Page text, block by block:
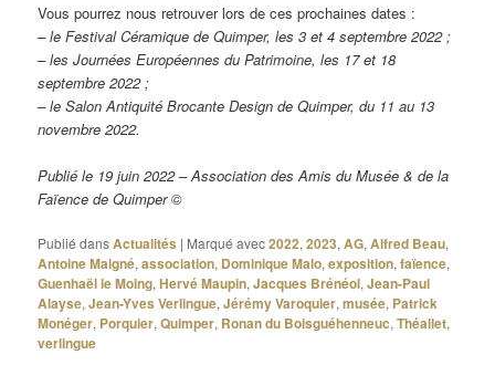
Vous pourrez nous retrouver lors de ces prochaines dates :
– le Festival Céramique de Quimper, les 3 et 4 septembre 2022 ;
– les Journées Européennes du Patrimoine, les 17 et 18
septembre 2022 ;
– le Salon Antiquité Brocante Design de Quimper, du 11 au 13
novembre 2022.
Publié le 19 juin 2022 – Association des Amis du Musée & de la
Faïence de Quimper ©
Publié dansActualités | Marqué avec2022,2023,AG,Alfred Beau,
Antoine Maigné,association, Dominique Malo,exposition,faïence,
Guenhaël le Moing,Hervé Maupin,Jacques Brénéol,Jean-Paul
Alayse,Jean-Yves Verlingue,Jérémy Varoquier,musée, Patrick
Monéger, Porquier,Quimper, Ronan du Boisguéhenneuc,Théallet,
verlingue